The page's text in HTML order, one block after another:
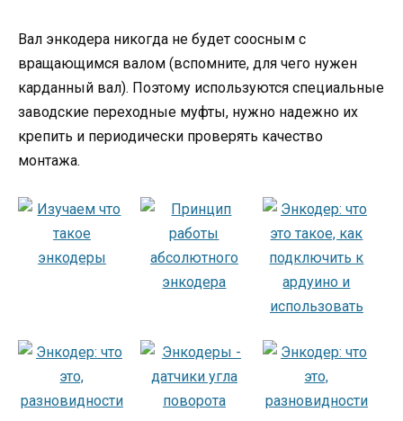
Вал энкодера никогда не будет соосным с
вращающимся валом (вспомните, для чего нужен
карданный вал). Поэтому используются специальные
заводские переходные муфты, нужно надежно их
крепить и периодически проверять качество
монтажа.